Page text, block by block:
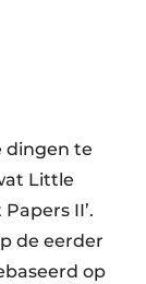
dingen te
Little
II’.
de eerder
op